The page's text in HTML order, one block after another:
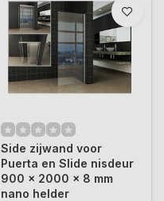
Side zijwand voor
Puerta en Slide nisdeur
900 x 2000 x 8 mm
nano helder